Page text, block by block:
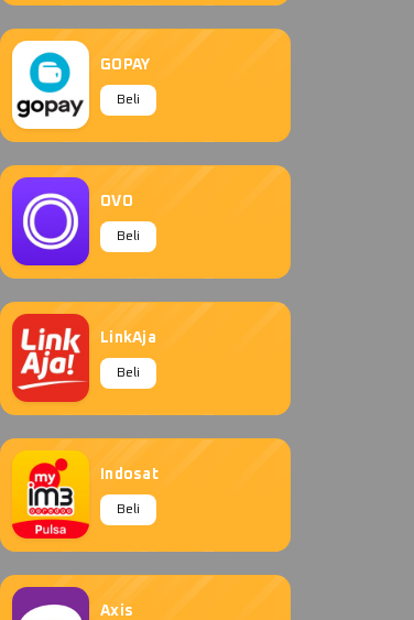
GOPAY
Beli
OVO
Beli
LinkAja
Beli
Indosat
Beli
Axis